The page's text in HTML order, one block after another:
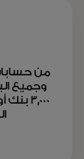
من حسابات
وجميع
3,000